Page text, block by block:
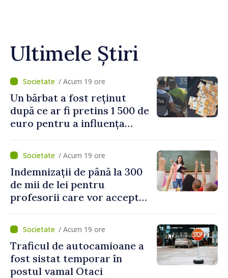
Ultimele Știri
/ Acum 19 ore
Un bărbat a fost reținut
după ce ar fi pretins 1 500 de
euro pentru a influența
/ Acum 19 ore
Indemnizații de până la 300
de mii de lei pentru
profesorii care vor accepta
școli, după reorganizarea
instituțiilor/ Acum 19 ore
Traficul de autocamioane a
fost sistat temporar în
postul vamal Otaci